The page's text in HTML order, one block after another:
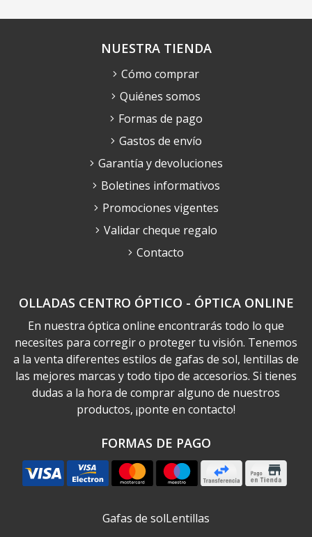
OLLADAS CENTRO ÓPTICO - ÓPTICA ONLINE
En nuestra óptica online encontrarás todo lo que
necesites para corregir o proteger tu visión. Tenemos
a la venta diferentes estilos de gafas de sol, lentillas de
las mejores marcas y todo tipo de accesorios. Si tienes
dudas a la hora de comprar alguno de nuestros
productos, ¡ponte en contacto!
FORMAS DE PAGO
NUESTRA TIENDA
Cómo comprar
Quiénes somos
Formas de pago
Gastos de envío
Garantía y devoluciones
Boletines informativos
Promociones vigentes
Validar cheque regalo
Contacto
Gafas de solLentillas